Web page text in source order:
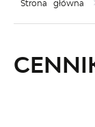
Strona główna